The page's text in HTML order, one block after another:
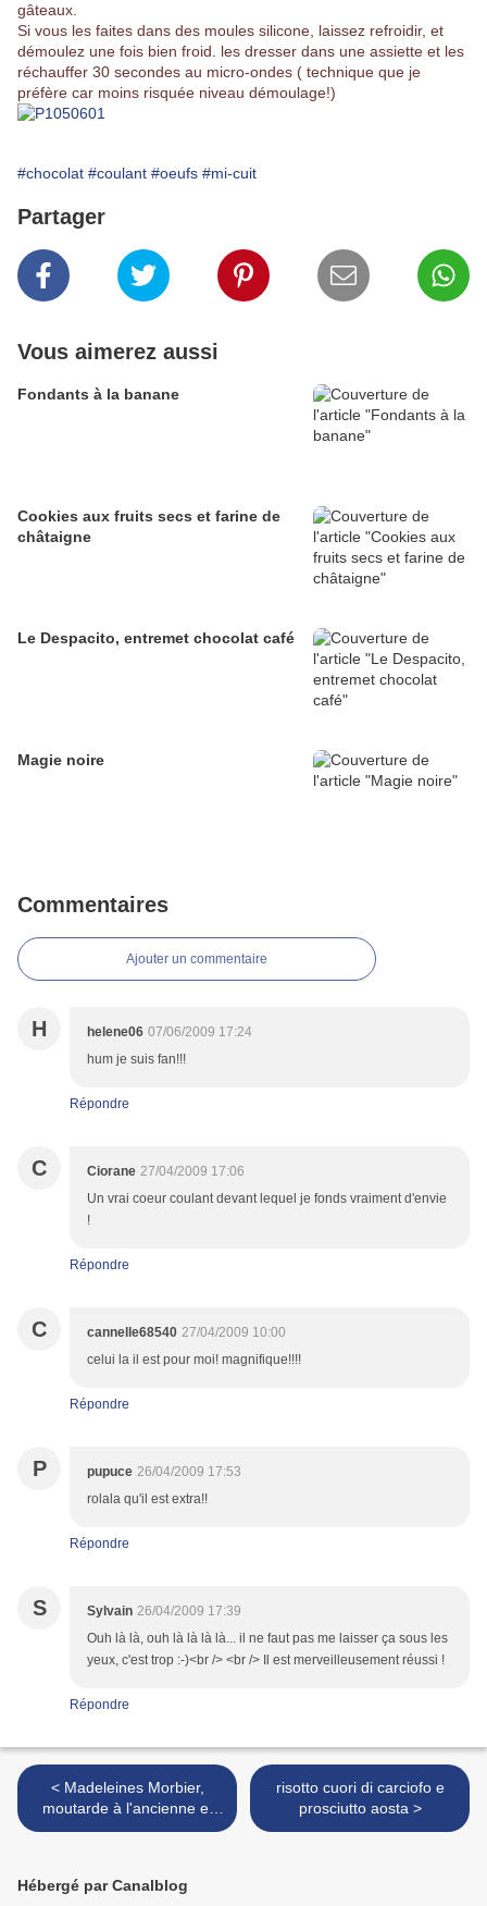
gâteaux.
Si vous les faites dans des moules silicone, laissez refroidir, et
démoulez une fois bien froid. les dresser dans une assiette et les
réchauffer 30 secondes au micro-ondes ( technique que je
préfère car moins risquée niveau démoulage!)
#chocolat #coulant #oeufs #mi-cuit
Partager
Vous aimerez aussi
Fondants à la banane
Cookies aux fruits secs et farine de
châtaigne
Le Despacito, entremet chocolat café
Magie noire
Commentaires
Ajouter un commentaire
H helene06 07/06/2009 17:24
hum je suis fan!!!
Répondre
C Ciorane 27/04/2009 17:06
Un vrai coeur coulant devant lequel je fonds vraiment d'envie
!
Répondre
C cannelle68540 27/04/2009 10:00
celui la il est pour moi! magnifique!!!!
Répondre
P pupuce 26/04/2009 17:53
rolala qu'il est extra!!
Répondre
S Sylvain 26/04/2009 17:39
Ouh là là, ouh là là là là... il ne faut pas me laisser ça sous les
yeux, c'est trop :-)<br /> <br /> Il est merveilleusement réussi !
Répondre
< Madeleines Morbier,
moutarde à l'ancienne et
jambon
risotto cuori di carciofo e
prosciutto aosta >
Hébergé par Canalblog